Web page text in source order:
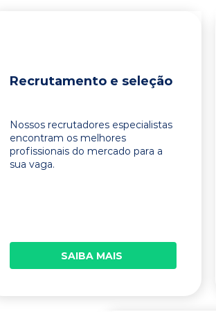
Recrutamento e seleção
Nossos recrutadores especialistas
encontram os melhores
profissionais do mercado para a
sua vaga.
SAIBA MAIS